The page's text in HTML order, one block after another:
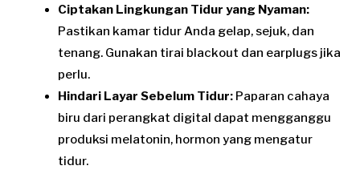
Ciptakan Lingkungan Tidur yang Nyaman:
Pastikan kamar tidur Anda gelap, sejuk, dan
tenang. Gunakan tirai blackout dan earplugs jika
perlu.
Hindari Layar Sebelum Tidur: Paparan cahaya
biru dari perangkat digital dapat mengganggu
produksi melatonin, hormon yang mengatur
tidur.